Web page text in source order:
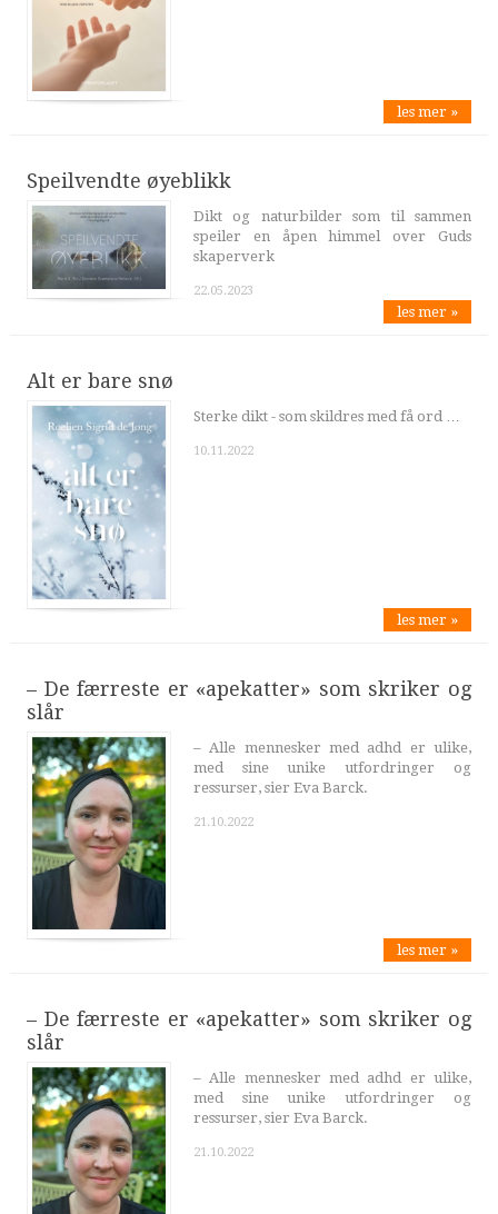
les mer »
Speilvendte øyeblikk
Dikt og naturbilder som til sammen
speiler en åpen himmel over Guds
skaperverk
22.05.2023
les mer »
Alt er bare snø
Sterke dikt - som skildres med få ord …
10.11.2022
les mer »
– De færreste er «apekatter» som skriker og
slår
– Alle mennesker med adhd er ulike,
med sine unike utfordringer og
ressurser, sier Eva Barck.
21.10.2022
les mer »
– De færreste er «apekatter» som skriker og
slår
– Alle mennesker med adhd er ulike,
med sine unike utfordringer og
ressurser, sier Eva Barck.
21.10.2022